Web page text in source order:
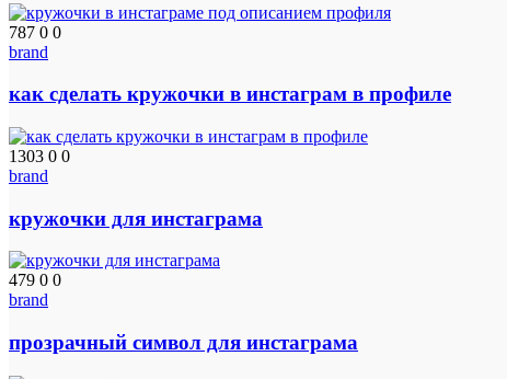
787 0 0
brand
как сделать кружочки в инстаграм в профиле
1303 0 0
brand
кружочки для инстаграма
479 0 0
brand
прозрачный символ для инстаграма